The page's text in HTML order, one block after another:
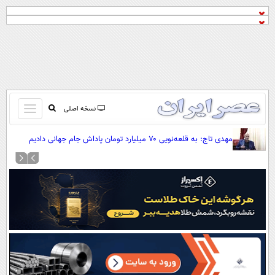
نسخه اصلی
باز
و
بسته
کردن
صفحه اول
آرشیو
نظرسنجی
آب و هوا
اوقات شرعی
سواد زندگی
مهدی تاج: به قلعه‌نویی ۷۰ میلیارد تومان پاداش جام جهانی دادیم